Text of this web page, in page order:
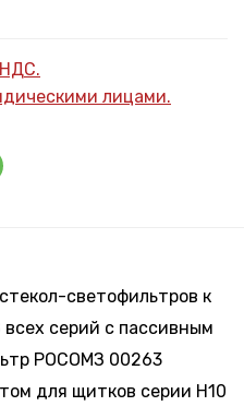
лицами.
светофильтров к
серий с пассивным
РОСОМЗ 00263
для щитков серии Н10